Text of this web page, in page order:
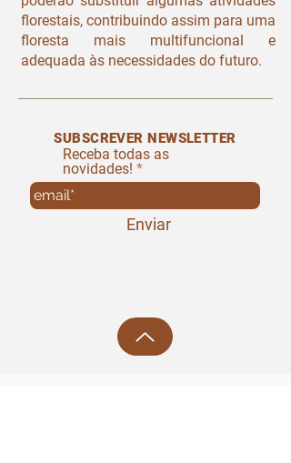
florestais, contribuindo assim para uma
floresta mais multifuncional e
adequada às necessidades do futuro.
SUBSCREVER NEWSLETTER
Receba todas as
novidades!
Enviar